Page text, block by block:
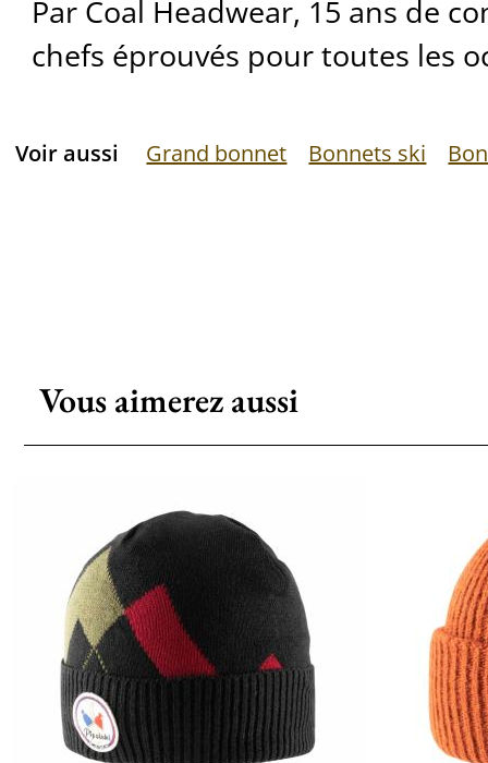
Par Coal Headwear, 15 ans de
chefs éprouvés pour toutes les
Voir aussi Grand bonnet Bonnets ski
Vous aimerez aussi